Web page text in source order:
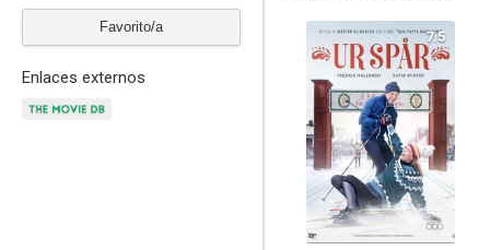
Favorito/a
Enlaces externos
7.5